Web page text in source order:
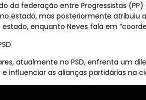
da federação entre Progressistas
estado, mas posteriormente
enquanto Neves fala em
atualmente no PSD, enfrenta um
influenciar as alianças partidárias na